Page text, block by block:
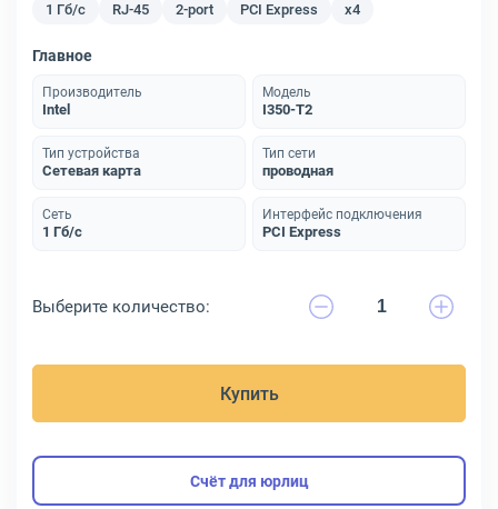
1 Гб/с RJ-45 2-port PCI Express x4
Главное
Производитель
Intel
Модель
I350-T2
Тип устройства
Сетевая карта
Тип сети
проводная
Сеть
1 Гб/с
Интерфейс подключения
PCI Express
Выберите количество:
Купить
Счёт для юрлиц